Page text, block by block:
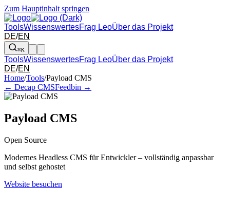
Zum Hauptinhalt springen
ToolsWissenswertesFrag LeoÜber das Projekt
DE/EN
⌘K
ToolsWissenswertesFrag LeoÜber das Projekt
DE/EN
Pfeil links und rechts: zum benachbarten Tool in der Übersicht
Home/Tools/Payload CMS
← Decap CMSFeedbin →
Payload CMS
Open Source
Modernes Headless CMS für Entwickler – vollständig anpassbar
und selbst gehostet
Website besuchen